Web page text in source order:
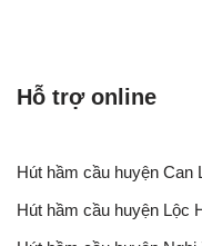
Hỗ trợ online
Hút hầm cầu huyện Can
Hút hầm cầu huyện Lộc